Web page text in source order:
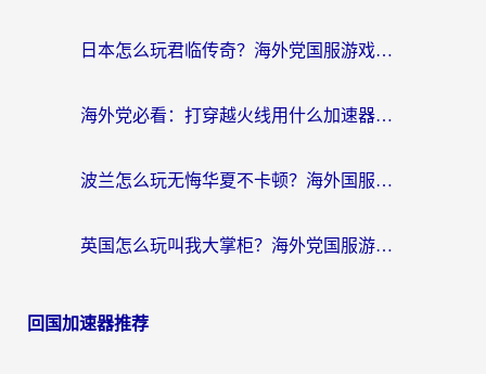
日本怎么玩君临传奇？海外党国服游戏加速避坑指南（附菲律宾欧洲玩家实测）
海外党必看：打穿越火线用什么加速器？解决延迟卡顿，还能玩奇妙拼图世界和第五人格
波兰怎么玩无悔华夏不卡顿？海外国服游戏加速器终极指南（附征途2萤火突击解决方案）
英国怎么玩叫我大掌柜？海外党国服游戏加速避坑指南（附实测推荐）
回国加速器推荐